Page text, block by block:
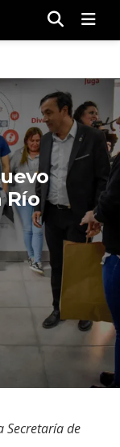
Río
Secretaría de